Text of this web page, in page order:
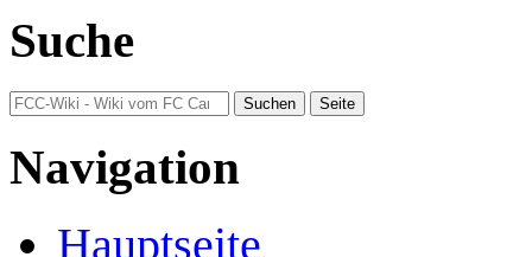
Suche
Navigation
Hauptseite